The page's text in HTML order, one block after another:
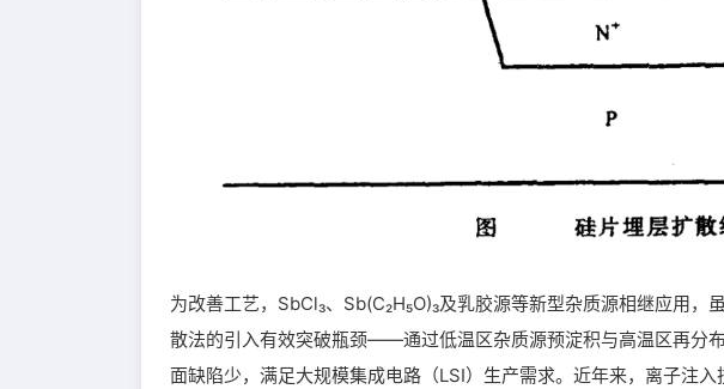
为改善工艺，SbCl₃、Sb(C₂H₅O)₃及乳胶源等新型杂质源相继应用
散法的引入有效突破瓶颈——通过低温区杂质源预淀积与高温区再分
面缺陷少，满足大规模集成电路（LSI）生产需求。近年来，离子注